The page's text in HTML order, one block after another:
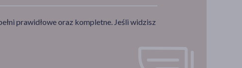
prawidłowe oraz kompletne. Jeśli widzisz